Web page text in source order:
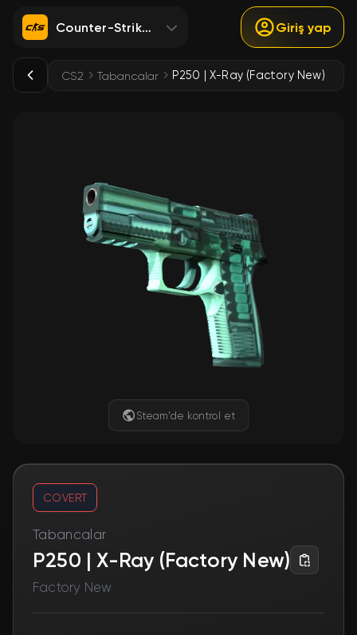
Counter-Strike 2 Giriş yap
CS2 Tabancalar P250 | X-Ray (Factory New)
Steam'de kontrol et
COVERT
Tabancalar
P250 | X-Ray (Factory New)
Factory New